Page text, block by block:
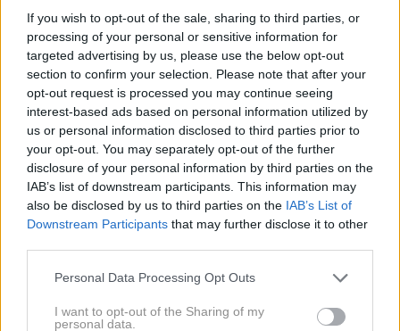
If you wish to opt-out of the sale, sharing to third parties, or
processing of your personal or sensitive information for
targeted advertising by us, please use the below opt-out
section to confirm your selection. Please note that after your
opt-out request is processed you may continue seeing
interest-based ads based on personal information utilized by
us or personal information disclosed to third parties prior to
your opt-out. You may separately opt-out of the further
disclosure of your personal information by third parties on the
IAB’s list of downstream participants. This information may
also be disclosed by us to third parties on the IAB’s List of
Downstream Participants that may further disclose it to other
Please note that this website/app uses one or more Google
not limited to your visit or usage behaviour. You may click to
Personal Data Processing Opt Outs
I want to opt-out of the Sharing of my
personal data.
Njena prehrana je bila neverjetno preprosta:
dnevno je pojedla tri jajca– dve surovi in eno kuhano
ali pripravljeno kot omleto. Ta nenavadna navada se je
začela v njenih dvajsetih letih, ko so ji po prvi
svetovni vojni diagnosticirali slabokrvnost. Jajca so
postala njeno glavno orožje v boju proti utrujenosti in
oslabljeni kondiciji.
V enem izmed intervjujev je Emma pojasnila, da so ji
jajca zagotavljala energijo in ključne hranilne snovi, ki
jih je potrebovala za vsakodnevne fizične napore in
ohranjanje dobrega zdravja. Poleg tega je v prehrano